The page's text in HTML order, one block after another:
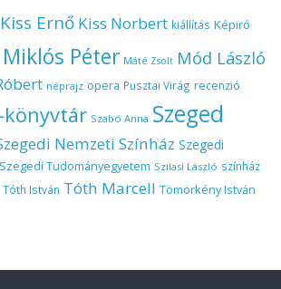
Kiss Ernő Kiss Norbert kiállítás Képiró
Miklós Péter Máté Zsolt Mód László
néprajz opera Pusztai Virág recenzió
könyvtár Szabó Anna Szeged
Nemzeti Színház Szegedi
Szegedi Tudományegyetem Szilasi László színház
Tóth István Tóth Marcell Tömörkény István